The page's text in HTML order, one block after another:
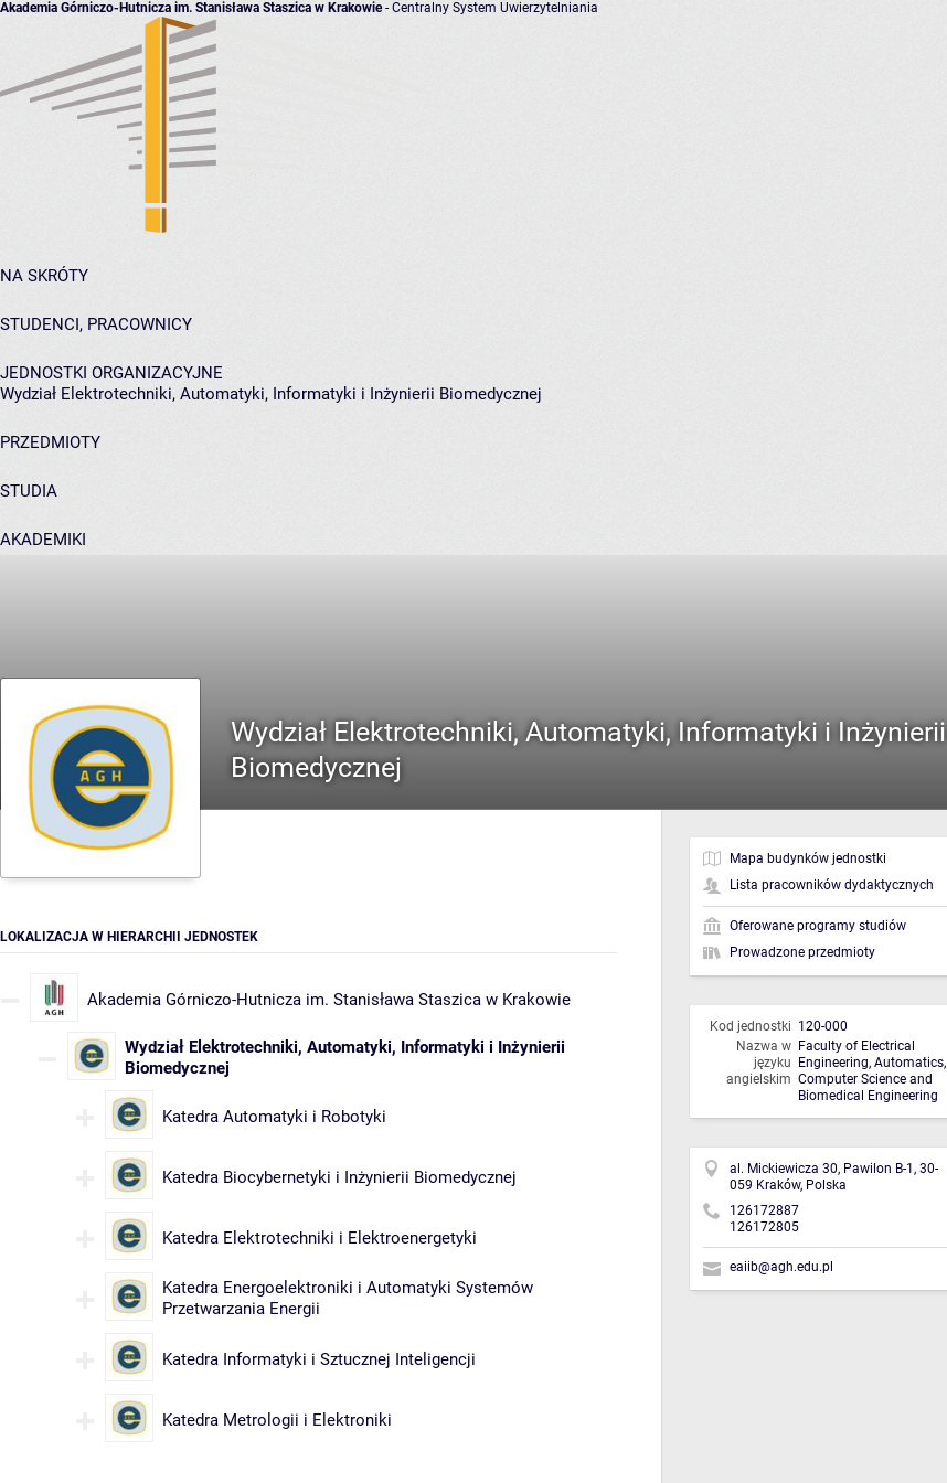
Akademia Górniczo-Hutnicza im. Stanisława Staszica w Krakowie- Centralny System Uwierzytelniania
NA SKRÓTY
STUDENCI, PRACOWNICY
JEDNOSTKI ORGANIZACYJNE
Wydział Elektrotechniki, Automatyki, Informatyki i Inżynierii Biomedycznej
PRZEDMIOTY
STUDIA
AKADEMIKI
Wydział Elektrotechniki, Automatyki, Informatyki i Inżynierii
Biomedycznej
LOKALIZACJA W HIERARCHII JEDNOSTEK
Akademia Górniczo-Hutnicza im. Stanisława Staszica w Krakowie
Wydział Elektrotechniki, Automatyki, Informatyki i Inżynierii
Biomedycznej
Katedra Automatyki i Robotyki
Katedra Biocybernetyki i Inżynierii Biomedycznej
Katedra Elektrotechniki i Elektroenergetyki
Katedra Energoelektroniki i Automatyki Systemów
Przetwarzania Energii
Katedra Informatyki i Sztucznej Inteligencji
Katedra Metrologii i Elektroniki
Mapa budynków jednostki
Lista pracowników dydaktycznych
Oferowane programy studiów
Prowadzone przedmioty
Kod jednostki 120-000
Nazwa w
języku
angielskim
Faculty of Electrical
Engineering, Automatics,
Computer Science and
Biomedical Engineering
al. Mickiewicza 30, Pawilon B-1, 30-
059 Kraków, Polska
126172887
126172805
eaiib@agh.edu.pl